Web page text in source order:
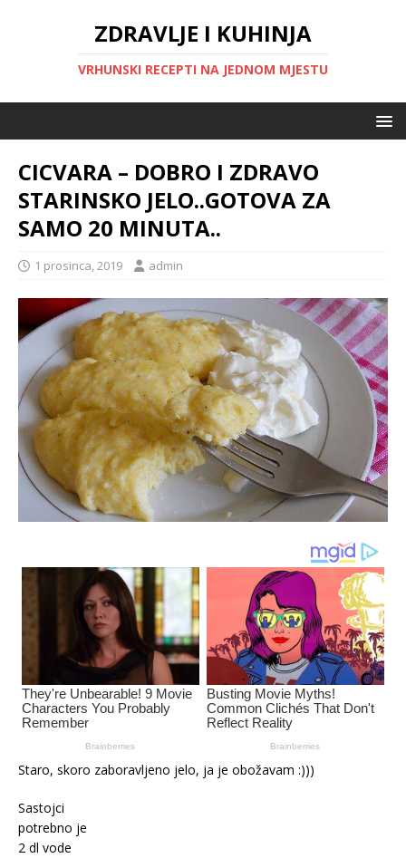
ZDRAVLJE I KUHINJA
VRHUNSKI RECEPTI NA JEDNOM MJESTU
CICVARA – DOBRO I ZDRAVO
STARINSKO JELO..GOTOVA ZA
SAMO 20 MINUTA..
1 prosinca, 2019 admin
Staro, skoro zaboravljeno jelo, ja je obožavam :)))
Sastojci
potrebno je
2 dl vode